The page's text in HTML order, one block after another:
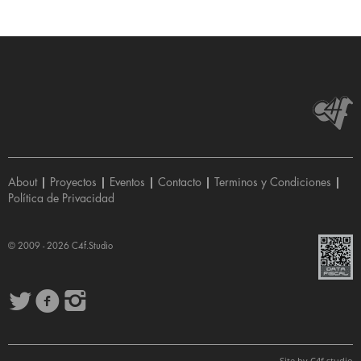
About| Proyectos Eventos Contacto Terminos y Condiciones
Política de Privacidad
© 2009 - 2026 C4f.Studio